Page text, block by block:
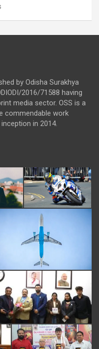
by Odisha Surakhya
2016/71588 having
media sector. OSS is a
commendable work
in 2014.